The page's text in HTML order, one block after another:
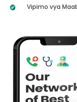
Vipimo vya